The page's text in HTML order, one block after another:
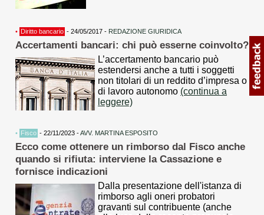
• Diritto bancario - 24/05/2017 - REDAZIONE GIURIDICA
Accertamenti bancari: chi può esserne coinvolto?
L’accertamento bancario può
estendersi anche a tutti i soggetti
non titolari di un reddito d’impresa o
di lavoro autonomo (continua a
leggere)
• Fisco - 22/11/2023 -AVV. MARTINA ESPOSITO
Ecco come ottenere un rimborso dal Fisco anche
quando si rifiuta: interviene la Cassazione e
fornisce indicazioni
Dalla presentazione dell'istanza di
rimborso agli oneri probatori
gravanti sul contribuente (anche